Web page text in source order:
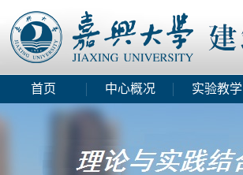
首页 中心概况 实验教学